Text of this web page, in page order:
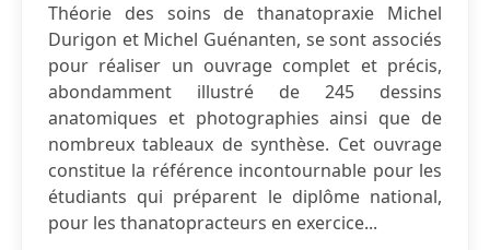
Théorie des soins de thanatopraxie Michel
Durigon et Michel Guénanten, se sont associés
pour réaliser un ouvrage complet et précis,
abondamment illustré de 245 dessins
anatomiques et photographies ainsi que de
nombreux tableaux de synthèse. Cet ouvrage
constitue la référence incontournable pour les
étudiants qui préparent le diplôme national,
pour les thanatopracteurs en exercice...